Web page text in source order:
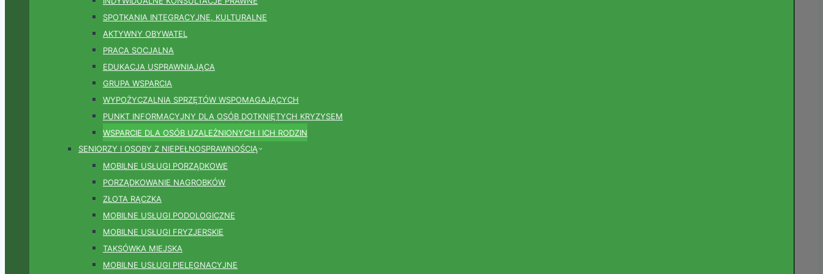
SPOTKANIA INTEGRACYJNE, KULTURALNE
AKTYWNY OBYWATEL
PRACA SOCJALNA
EDUKACJA USPRAWNIAJĄCA
GRUPA WSPARCIA
WYPOŻYCZALNIA SPRZĘTÓW WSPOMAGAJĄCYCH
PUNKT INFORMACYJNY DLA OSÓB DOTKNIĘTYCH KRYZYSEM
WSPARCIE DLA OSÓB UZALEŻNIONYCH I ICH RODZIN
SENIORZY I OSOBY Z NIEPEŁNOSPRAWNOŚCIĄ
MOBILNE USŁUGI PORZĄDKOWE
PORZĄDKOWANIE NAGROBKÓW
ZŁOTA RĄCZKA
MOBILNE USŁUGI PODOLOGICZNE
MOBILNE USŁUGI FRYZJERSKIE
TAKSÓWKA MIEJSKA
MOBILNE USŁUGI PIELĘGNACYJNE